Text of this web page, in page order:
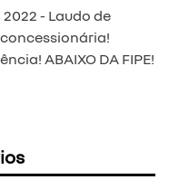
2022 - Laudo de
ABAIXO DA FIPE!